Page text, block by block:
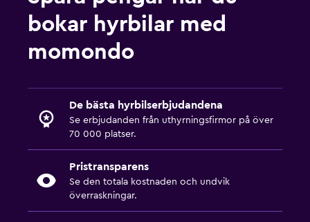
bokar hyrbilar med
momondo
De bästa hyrbilserbjudandena
Se erbjudanden från uthyrningsfirmor på över
70 000 platser.
Pristransparens
Se den totala kostnaden och undvik
överraskningar.